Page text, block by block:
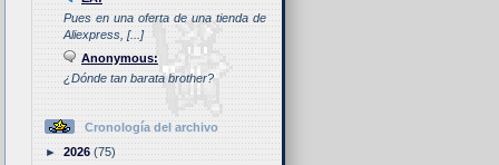
Pues en una oferta de una tienda de
Aliexpress, [...]
Anonymous:
¿Dónde tan barata brother?
Cronología del archivo
►2026(75)